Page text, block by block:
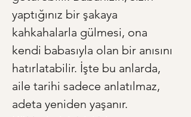
yaptığınız bir şakaya
kahkahalarla gülmesi, ona
kendi babasıyla olan bir anısını
hatırlatabilir. İşte bu anlarda,
aile tarihi sadece anlatılmaz,
adeta yeniden yaşanır.